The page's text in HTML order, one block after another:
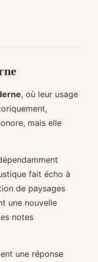
, où leur usage
mais elle
fait écho à
de paysages
une nouvelle
notes
une réponse